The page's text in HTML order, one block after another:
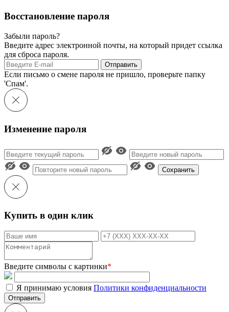
Восстановление пароля
Забыли пароль?
Введите адрес электронной почты, на который придет ссылка
для сброса пароля.
Отправить
Если письмо о смене пароля не пришло, проверьте папку
'Спам'.
Изменение пароля
Сохранить
Купить в один клик
Введите символы с картинки*
Я принимаю условия Политики конфиденциальности
Отправить